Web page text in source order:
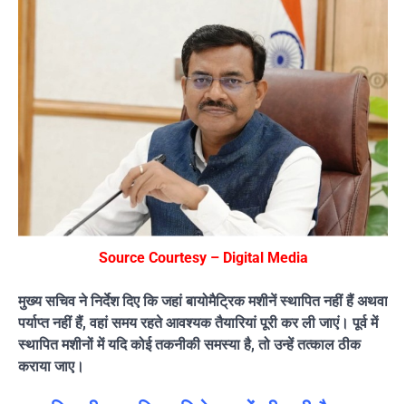
Source Courtesy – Digital Media
मुख्य सचिव ने निर्देश दिए कि जहां बायोमैट्रिक मशीनें स्थापित नहीं हैं अथवा
पर्याप्त नहीं हैं, वहां समय रहते आवश्यक तैयारियां पूरी कर ली जाएं। पूर्व में
स्थापित मशीनों में यदि कोई तकनीकी समस्या है, तो उन्हें तत्काल ठीक
कराया जाए।